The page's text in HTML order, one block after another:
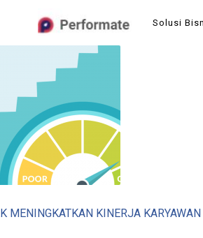
Solusi
MENINGKATKAN KINERJA KARYAWAN